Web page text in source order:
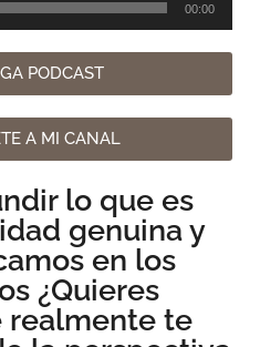
00:00
PODCAST
A MI CANAL
lo que es
genuina y
en los
¿Quieres
realmente te